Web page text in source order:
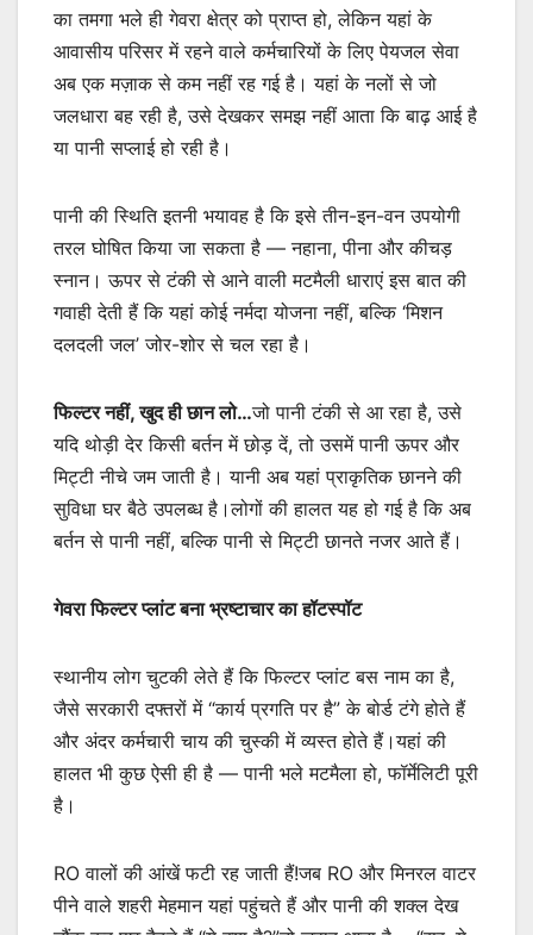
का तमगा भले ही गेवरा क्षेत्र को प्राप्त हो, लेकिन यहां के
आवासीय परिसर में रहने वाले कर्मचारियों के लिए पेयजल सेवा
अब एक मज़ाक से कम नहीं रह गई है। यहां के नलों से जो
जलधारा बह रही है, उसे देखकर समझ नहीं आता कि बाढ़ आई है
या पानी सप्लाई हो रही है।
पानी की स्थिति इतनी भयावह है कि इसे तीन-इन-वन उपयोगी
तरल घोषित किया जा सकता है — नहाना, पीना और कीचड़
स्नान। ऊपर से टंकी से आने वाली मटमैली धाराएं इस बात की
गवाही देती हैं कि यहां कोई नर्मदा योजना नहीं, बल्कि ‘मिशन
दलदली जल’ जोर-शोर से चल रहा है।
फिल्टर नहीं, खुद ही छान लो…जो पानी टंकी से आ रहा है, उसे
यदि थोड़ी देर किसी बर्तन में छोड़ दें, तो उसमें पानी ऊपर और
मिट्टी नीचे जम जाती है। यानी अब यहां प्राकृतिक छानने की
सुविधा घर बैठे उपलब्ध है।लोगों की हालत यह हो गई है कि अब
बर्तन से पानी नहीं, बल्कि पानी से मिट्टी छानते नजर आते हैं।
गेवरा फिल्टर प्लांट बना भ्रष्टाचार का हॉटस्पॉट
स्थानीय लोग चुटकी लेते हैं कि फिल्टर प्लांट बस नाम का है,
जैसे सरकारी दफ्तरों में “कार्य प्रगति पर है” के बोर्ड टंगे होते हैं
और अंदर कर्मचारी चाय की चुस्की में व्यस्त होते हैं।यहां की
हालत भी कुछ ऐसी ही है — पानी भले मटमैला हो, फॉर्मेलिटी पूरी
है।
RO वालों की आंखें फटी रह जाती हैं!जब RO और मिनरल वाटर
पीने वाले शहरी मेहमान यहां पहुंचते हैं और पानी की शक्ल देख